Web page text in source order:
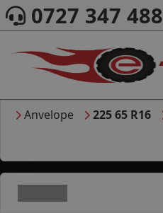
0727 347 488
Anvelope 225 65 R16